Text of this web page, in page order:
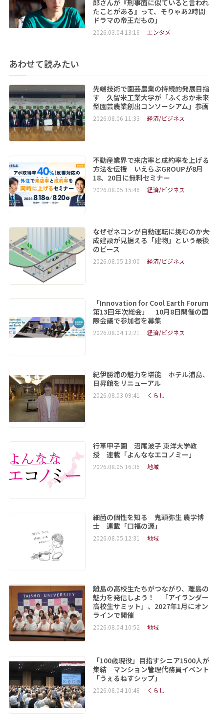
郎さんが『刑事面に似ていると言われ
たことがある』って、そりゃあ2時間
ドラマの帝王だもの」
2026.03.04 13:16 エンタメ
あわせて読みたい
先端技術で園芸農業の持続的発展目指
す 久留米工業大学が「ふくおか未来
型園芸農業創出コンソーシアム」参画
2026.08.06 11:33 経済/ビジネス
不動産業界で来店率と成約率を上げる
方法を伝授 いえらぶGROUPが8月
18、20日に無料セミナー
2026.08.05 15:46 経済/ビジネス
なぜゼネコンが自動運転に挑むのか――大
成建設が見据える「建物」という最後
のピース
2026.08.05 13:00 経済/ビジネス
「Innovation for Cool Earth Forum
第13回年次総会」 10月8日開催の国
際会議で参加者を募集
2026.08.04 12:21 経済/ビジネス
紀伊勝浦の魅力を堪能 ホテル浦島、
日昇館をリニューアル
2026.08.03 09:41 くらし
行革甲子園 沼尾波子 東洋大学教
授 連載「よんななエコノミー」
2026.08.05 16:36 地域
細菌の個性を知る 鬼頭弥生 農学博
士 連載「口福の源」
2026.08.05 12:31 地域
離島の高校生たちがつながり、離島の
魅力を発信しよう！ 「アイランダー
高校生サミット」、2027年1月にオン
ラインで開催
2026.08.04 10:52 地域
「100歳現役」目指すシニア1500人が
集結 マンション管理代務員イベント
「うぇるねすシップ」
2026.08.04 10:48 くらし